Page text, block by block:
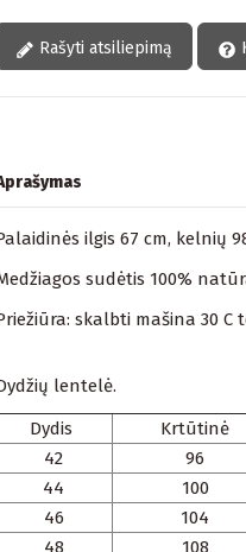
Rašyti atsiliepimą
ilgis 67 cm, kelnių
sudėtis 100%
skalbti mašina 30 C
lentelė.
Dydis
Krtūtinė
42
96
44
100
46
104
48
108